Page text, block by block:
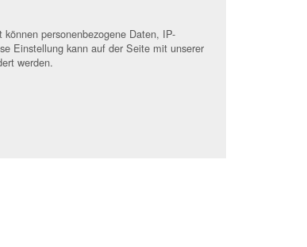
personenbezogene Daten, IP-
Einstellung kann auf der Seite mit unserer
werden.